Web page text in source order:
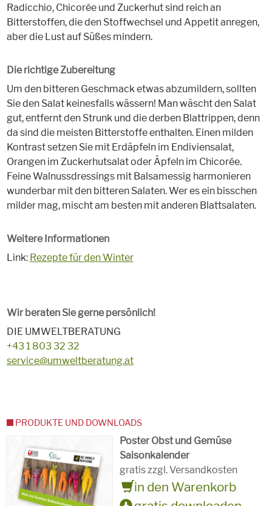
Radicchio, Chicorée und Zuckerhut sind reich an
Bitterstoffen, die den Stoffwechsel und Appetit anregen,
aber die Lust auf Süßes mindern.
Die richtige Zubereitung
Um den bitteren Geschmack etwas abzumildern, sollten
Sie den Salat keinesfalls wässern! Man wäscht den Salat
gut, entfernt den Strunk und die derben Blattrippen, denn
da sind die meisten Bitterstoffe enthalten. Einen milden
Kontrast setzen Sie mit Erdäpfeln im Endiviensalat,
Orangen im Zuckerhutsalat oder Äpfeln im Chicorée.
Feine Walnussdressings mit Balsamessig harmonieren
wunderbar mit den bitteren Salaten. Wer es ein bisschen
milder mag, mischt am besten mit anderen Blattsalaten.
Weitere Informationen
Link: Rezepte für den Winter
Wir beraten Sie gerne persönlich!
DIE UMWELTBERATUNG
+43 1 803 32 32
service@umweltberatung.at
PRODUKTE UND DOWNLOADS
Poster Obst und Gemüse
Saisonkalender
gratis zzgl. Versandkosten
in den Warenkorb